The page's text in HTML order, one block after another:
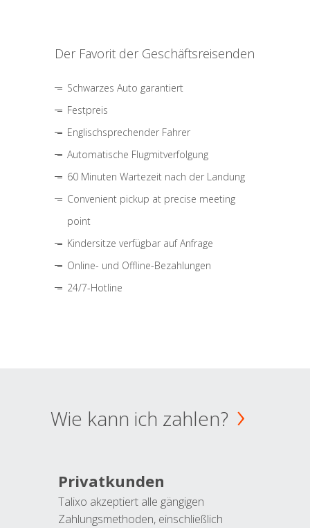
Der Favorit der Geschäftsreisenden
Schwarzes Auto garantiert
Festpreis
Englischsprechender Fahrer
Automatische Flugmitverfolgung
60 Minuten Wartezeit nach der Landung
Convenient pickup at precise meeting
point
Kindersitze verfügbar auf Anfrage
Online- und Offline-Bezahlungen
24/7-Hotline
Wie kann ich zahlen?
Privatkunden
Talixo akzeptiert alle gängigen
Zahlungsmethoden, einschließlich